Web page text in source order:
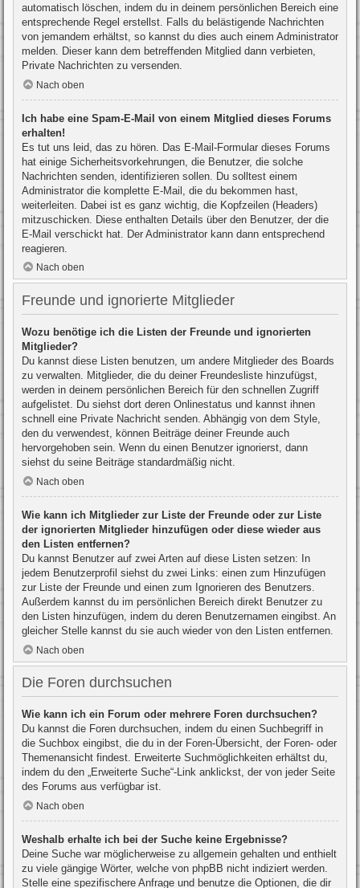
automatisch löschen, indem du in deinem persönlichen Bereich eine
entsprechende Regel erstellst. Falls du belästigende Nachrichten
von jemandem erhältst, so kannst du dies auch einem Administrator
melden. Dieser kann dem betreffenden Mitglied dann verbieten,
Private Nachrichten zu versenden.
Nach oben
Ich habe eine Spam-E-Mail von einem Mitglied dieses Forums
erhalten!
Es tut uns leid, das zu hören. Das E-Mail-Formular dieses Forums
hat einige Sicherheitsvorkehrungen, die Benutzer, die solche
Nachrichten senden, identifizieren sollen. Du solltest einem
Administrator die komplette E-Mail, die du bekommen hast,
weiterleiten. Dabei ist es ganz wichtig, die Kopfzeilen (Headers)
mitzuschicken. Diese enthalten Details über den Benutzer, der die
E-Mail verschickt hat. Der Administrator kann dann entsprechend
reagieren.
Nach oben
Freunde und ignorierte Mitglieder
Wozu benötige ich die Listen der Freunde und ignorierten
Mitglieder?
Du kannst diese Listen benutzen, um andere Mitglieder des Boards
zu verwalten. Mitglieder, die du deiner Freundesliste hinzufügst,
werden in deinem persönlichen Bereich für den schnellen Zugriff
aufgelistet. Du siehst dort deren Onlinestatus und kannst ihnen
schnell eine Private Nachricht senden. Abhängig von dem Style,
den du verwendest, können Beiträge deiner Freunde auch
hervorgehoben sein. Wenn du einen Benutzer ignorierst, dann
siehst du seine Beiträge standardmäßig nicht.
Nach oben
Wie kann ich Mitglieder zur Liste der Freunde oder zur Liste
der ignorierten Mitglieder hinzufügen oder diese wieder aus
den Listen entfernen?
Du kannst Benutzer auf zwei Arten auf diese Listen setzen: In
jedem Benutzerprofil siehst du zwei Links: einen zum Hinzufügen
zur Liste der Freunde und einen zum Ignorieren des Benutzers.
Außerdem kannst du im persönlichen Bereich direkt Benutzer zu
den Listen hinzufügen, indem du deren Benutzernamen eingibst. An
gleicher Stelle kannst du sie auch wieder von den Listen entfernen.
Nach oben
Die Foren durchsuchen
Wie kann ich ein Forum oder mehrere Foren durchsuchen?
Du kannst die Foren durchsuchen, indem du einen Suchbegriff in
die Suchbox eingibst, die du in der Foren-Übersicht, der Foren- oder
Themenansicht findest. Erweiterte Suchmöglichkeiten erhältst du,
indem du den „Erweiterte Suche“-Link anklickst, der von jeder Seite
des Forums aus verfügbar ist.
Nach oben
Weshalb erhalte ich bei der Suche keine Ergebnisse?
Deine Suche war möglicherweise zu allgemein gehalten und enthielt
zu viele gängige Wörter, welche von phpBB nicht indiziert werden.
Stelle eine spezifischere Anfrage und benutze die Optionen, die dir